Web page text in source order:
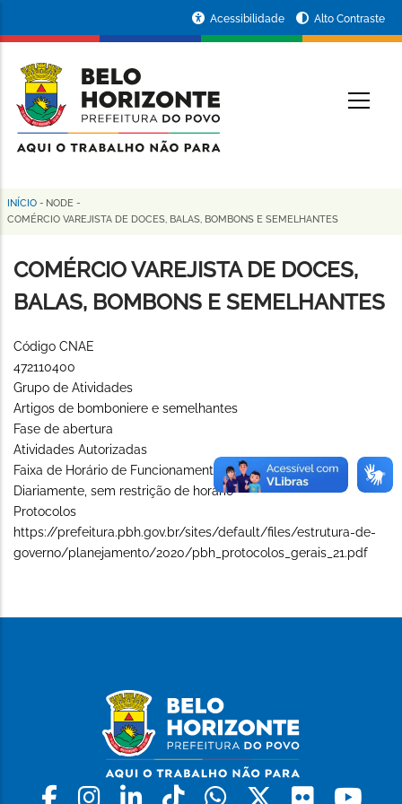
conteúdo
principal
da
Prefeitura
de
Horizonte
Acessibilidade Alto Contraste
Trilha
navegação
INÍCIO - NODE -
COMÉRCIO VAREJISTA DE DOCES, BALAS, BOMBONS E SEMELHANTES
COMÉRCIO VAREJISTA DE DOCES,
BALAS, BOMBONS E SEMELHANTES
Código CNAE
472110400
Grupo de Atividades
Artigos de bomboniere e semelhantes
Fase de abertura
Atividades Autorizadas
Faixa de Horário de Funcionamento (Long)
Diariamente, sem restrição de horário
Protocolos
https://prefeitura.pbh.gov.br/sites/default/files/estrutura-de-
governo/planejamento/2020/pbh_protocolos_gerais_21.pdf
Facebook
Instagram
LinkedinTiktokWhatsapp
X Flickr